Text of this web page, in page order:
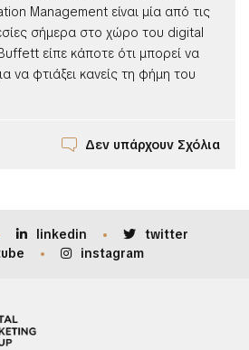
Management είναι μία από τις
σήμερα στο χώρο του digital
είπε κάποτε ότι μπορεί να
να φτιάξει κανείς τη φήμη του
Δεν υπάρχουν Σχόλια
linkedin
twitter
instagram